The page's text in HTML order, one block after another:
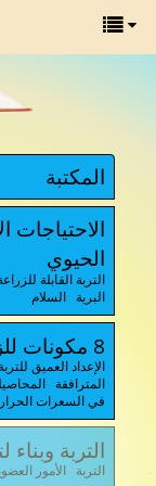
المكتبة
الاحتياجات
الحيوي
التربة القابلة
البرية السلام
8 مكونات للزراعة بالتكثيف الحيوي
الإعداد العميق
المترافقة
في السعرات
التربة وبناء
التربة الأمور